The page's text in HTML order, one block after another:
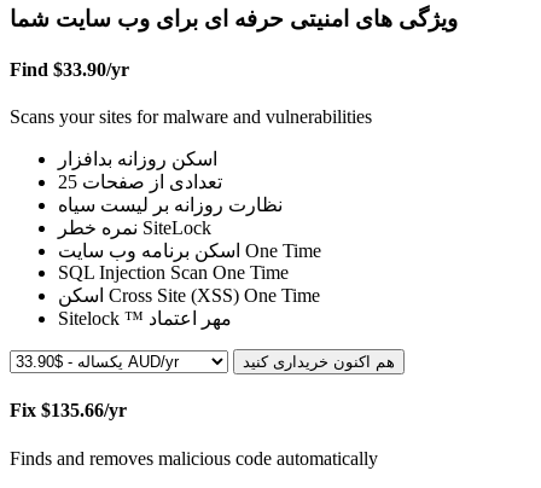
ویژگی های امنیتی حرفه ای برای وب سایت شما
Find $33.90/yr
Scans your sites for malware and vulnerabilities
اسکن روزانه بدافزار
تعدادی از صفحات
نظارت روزانه بر لیست سیاه
نمره خطر SiteLock
اسکن برنامه وب سایت One Time
SQL Injection Scan One Time
اسکن Cross Site (XSS) One Time
Sitelock ™ مهر اعتماد
هم اکنون خریداری کنید
Fix $135.66/yr
Finds and removes malicious code automatically